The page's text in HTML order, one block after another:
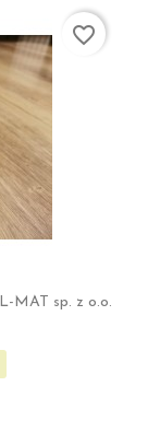
MAT sp. z o.o.
favorite_border